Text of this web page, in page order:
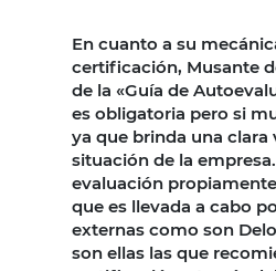
En cuanto a su
certificación, Musante
de la «Guía de
es obligatoria pero si
ya que brinda una clara
situación de la
evaluación
que es llevada a cabo
externas como son
son ellas las que